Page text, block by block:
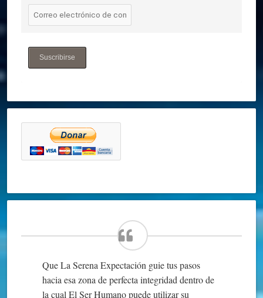
Suscribirse
Que La Serena Expectación guie tus pasos
hacia esa zona de perfecta integridad dentro de
la cual El Ser Humano puede utilizar su